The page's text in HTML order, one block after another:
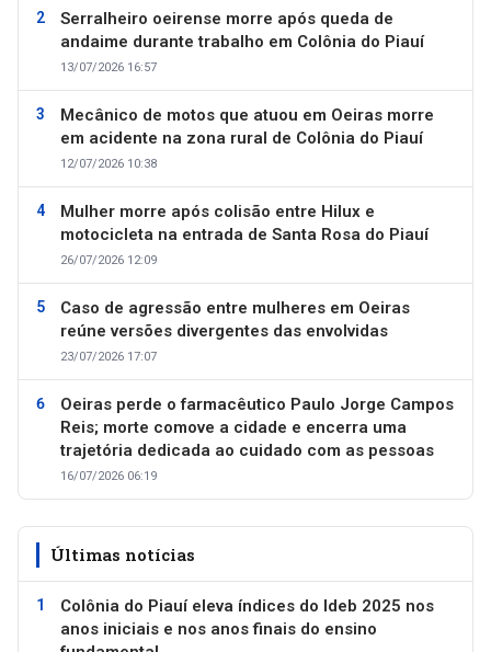
Serralheiro oeirense morre após queda de
andaime durante trabalho em Colônia do Piauí
13/07/2026 16:57
Mecânico de motos que atuou em Oeiras morre
em acidente na zona rural de Colônia do Piauí
12/07/2026 10:38
Mulher morre após colisão entre Hilux e
motocicleta na entrada de Santa Rosa do Piauí
26/07/2026 12:09
Caso de agressão entre mulheres em Oeiras
reúne versões divergentes das envolvidas
23/07/2026 17:07
Oeiras perde o farmacêutico Paulo Jorge Campos
Reis; morte comove a cidade e encerra uma
trajetória dedicada ao cuidado com as pessoas
16/07/2026 06:19
Últimas notícias
Colônia do Piauí eleva índices do Ideb 2025 nos
anos iniciais e nos anos finais do ensino